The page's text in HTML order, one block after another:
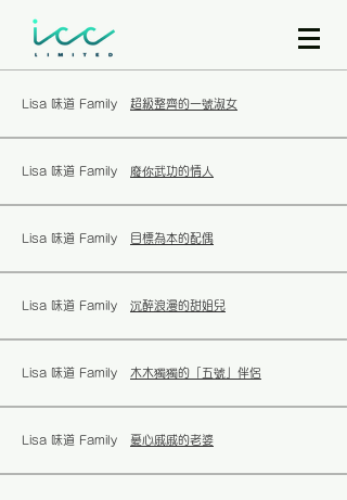
Lisa 味道 Family 超級整齊的一號淑女
Lisa 味道 Family 廢你武功的情人
Lisa 味道 Family 目標為本的配偶
Lisa 味道 Family 沉醉浪漫的甜姐兒
Lisa 味道 Family 木木獨獨的「五號」伴侶
Lisa 味道 Family 憂心戚戚的老婆